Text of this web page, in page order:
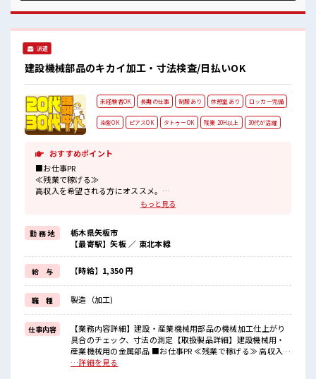
ば多少のヘアカラーもOKなのはウレシイPoint☆ 一息つける
休憩スペースもあります！
派遣
建設機械部品のキカイ加工・寸法検査/日払いOK
未経験者OK 長期の仕事 制服あり 休憩室あり ロッカー完備
染髪OK ピアスOK タトゥーOK 残業 20H以上 30代が活躍
おすすめポイント
■お仕事PR
≪残業で稼げる≫
高収入を希望される方にオススメ。
残業は月20時間以上あります♪
明るすぎたり奇抜でなければ基本的に自由！
(規定有)≪動きやすい制服アリ≫
制服があるので、
毎日の服装の悩み解消♪
≪未経験OKの仕事≫
新しいことにチャレンジするのは不安だけど、
しっかり働く環境が整っています！
イチからスキルUP・ステップUP目指していきましょう！
≪様々なお仕事をご提案≫
一人で悩まず気軽に相談できる、
派遣のお仕事です！
■職場の雰囲気
もっと見る
勤 務 地
栃木県矢板市
【最寄駅】矢板 ／ 東北本線
給 与 【時給】1,350 円
職 種 製造（加工)
仕事内容
【業務内容詳細】建設・産業機械用部品の機械加工仕上がり
具合のチェック、寸法の測定【取扱製品詳細】建設機械用・
産業機械用の金属部品 ■お仕事PR ≪残業で稼げる≫ 高収入を
希望される方にオススメ。 残業は月20時間以上あります♪ ≪
…詳細を見る